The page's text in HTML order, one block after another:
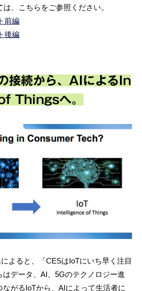
、こちらをご参照ください。
前編
後編
接続から、AIによるIn
Thingsへ。
よると、「CESはIoTにいち早く注目
はデータ、AI、5Gのテクノロジー進
がるIoTから、AIによって生活者に